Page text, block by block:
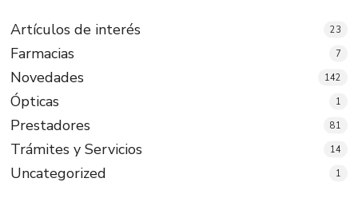
Artículos de interés 23
Farmacias 7
Novedades 142
Ópticas 1
Prestadores 81
Trámites y Servicios 14
Uncategorized 1